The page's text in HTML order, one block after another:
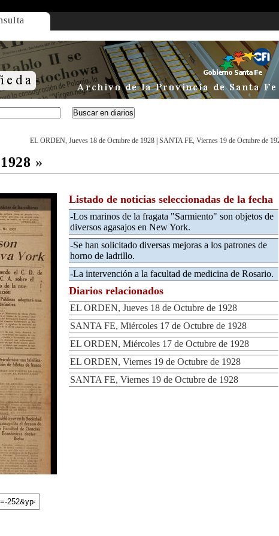
EL ORDEN, Jueves 18 de Octubre de 1928 SANTA FE, Viernes 19 de Octubre de
»
Listado de noticias seleccionadas de la fecha
-Los marinos de la fragata "Sarmiento" son objetos de
diversos agasajos en New York.
-Se han solicitado diversas mejoras a los patrones de
horno de ladrillo.
-La intervención a la facultad de medicina de Rosario.
Diarios relacionados
EL ORDEN, Jueves 18 de Octubre de 1928
SANTA FE, Miércoles 17 de Octubre de 1928
EL ORDEN, Miércoles 17 de Octubre de 1928
EL ORDEN, Viernes 19 de Octubre de 1928
SANTA FE, Viernes 19 de Octubre de 1928